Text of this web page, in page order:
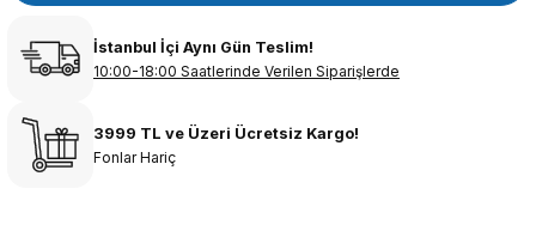
İstanbul İçi Aynı Gün Teslim!
10:00-18:00 Saatlerinde Verilen Siparişlerde
3999 TL ve Üzeri Ücretsiz Kargo!
Fonlar Hariç